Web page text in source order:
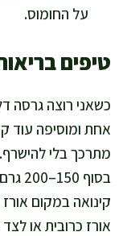
על החומוס.
טיפים
כשאני רוצה גרסה
אחת ומוסיפה עוד
מתרכך בלי
קינואה במקום
אורז כרובית או